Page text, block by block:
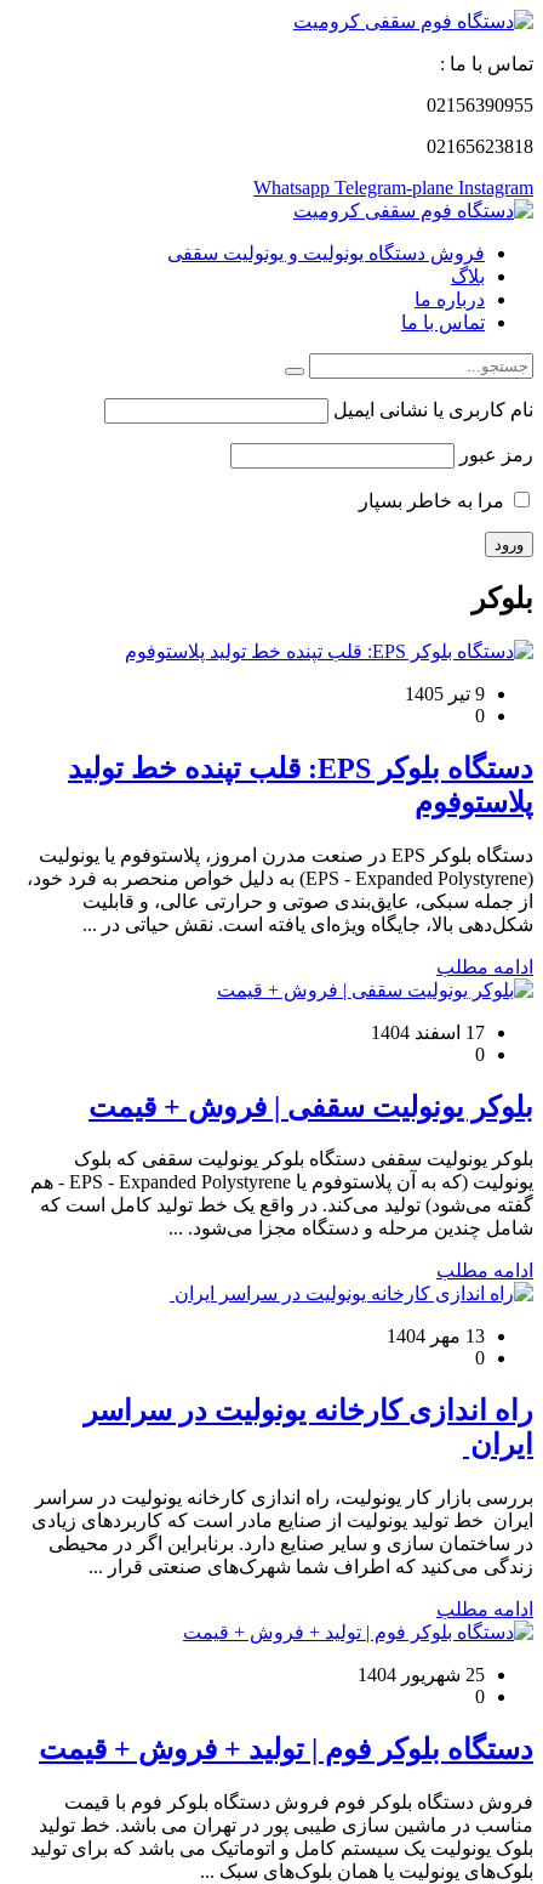
تماس با ما :
02156390955
02165623818
Whatsapp Telegram-plane Instagram
فروش دستگاه یونولیت و یونولیت سقفی
بلاگ
درباره ما
تماس با ما
نام کاربری یا نشانی ایمیل
رمز عبور
مرا به خاطر بسپار
بلوکر
9 تیر 1405
0
دستگاه بلوکر EPS: قلب تپنده خط تولید
پلاستوفوم
دستگاه بلوکر EPS در صنعت مدرن امروز، پلاستوفوم یا یونولیت
(EPS - Expanded Polystyrene) به دلیل خواص منحصر به فرد خود،
از جمله سبکی، عایق‌بندی صوتی و حرارتی عالی، و قابلیت
شکل‌دهی بالا، جایگاه ویژه‌ای یافته است. نقش حیاتی در ...
ادامه مطلب
17 اسفند 1404
0
بلوکر یونولیت سقفی | فروش + قیمت
بلوکر یونولیت سقفی دستگاه بلوکر یونولیت سقفی که بلوک
یونولیت (که به آن پلاستوفوم یا EPS - Expanded Polystyrene - هم
گفته می‌شود) تولید می‌کند. در واقع یک خط تولید کامل است که
شامل چندین مرحله و دستگاه مجزا می‌شود. ...
ادامه مطلب
13 مهر 1404
0
راه اندازی کارخانه یونولیت در سراسر
ایران
بررسی بازار کار یونولیت، راه اندازی کارخانه یونولیت در سراسر
ایران خط تولید یونولیت از صنایع مادر است که کاربردهای زیادی
در ساختمان سازی و سایر صنایع دارد. برنابراین اگر در محیطی
زندگی می‌کنید که اطراف شما شهرک‌های صنعتی قرار ...
ادامه مطلب
25 شهریور 1404
0
دستگاه بلوکر فوم | تولید + فروش + قیمت
فروش دستگاه بلوکر فوم فروش دستگاه بلوکر فوم با قیمت
مناسب در ماشین سازی طیبی پور در تهران می باشد. خط تولید
بلوک یونولیت یک سیستم کامل و اتوماتیک می باشد که برای تولید
بلوک‌های یونولیت یا همان بلوک‌های سبک ...